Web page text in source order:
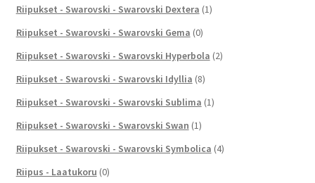
Riipukset - Swarovski - Swarovski Dextera (1)
Riipukset - Swarovski - Swarovski Gema (0)
Riipukset - Swarovski - Swarovski Hyperbola (2)
Riipukset - Swarovski - Swarovski Idyllia (8)
Riipukset - Swarovski - Swarovski Sublima (1)
Riipukset - Swarovski - Swarovski Swan (1)
Riipukset - Swarovski - Swarovski Symbolica (4)
Riipus - Laatukoru (0)